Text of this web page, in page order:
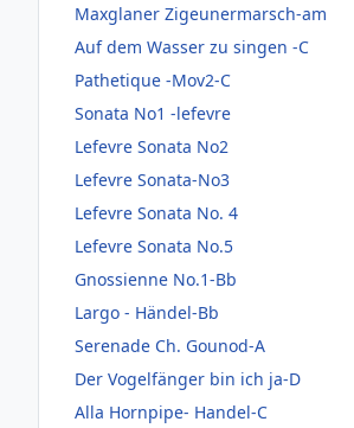
Maxglaner Zigeunermarsch-am
Auf dem Wasser zu singen -C
Pathetique -Mov2-C
Sonata No1 -lefevre
Lefevre Sonata No2
Lefevre Sonata-No3
Lefevre Sonata No. 4
Lefevre Sonata No.5
Gnossienne No.1-Bb
Largo - Händel-Bb
Serenade Ch. Gounod-A
Der Vogelfänger bin ich ja-D
Alla Hornpipe- Handel-C